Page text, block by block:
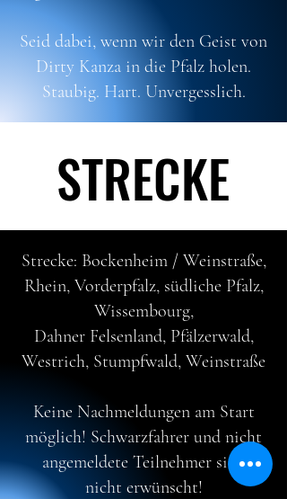
Seid dabei, wenn wir den Geist von
Dirty Kanza in die Pfalz holen.
Staubig. Hart. Unvergesslich.
STRECKE
STRECKE
Strecke: Bockenheim / Weinstraße,
Rhein, Vorderpfalz, südliche Pfalz,
Wissembourg,
Dahner Felsenland, Pfälzerwald,
Westrich, Stumpfwald, Weinstraße
Keine Nachmeldungen am Start
möglich! Schwarzfahrer und nicht
angemeldete Teilnehmer sind
nicht erwünscht!